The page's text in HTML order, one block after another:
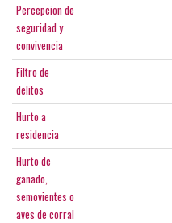
Percepcion de
seguridad y
convivencia
Filtro de
delitos
Hurto a
residencia
Hurto de
ganado,
semovientes o
aves de corral